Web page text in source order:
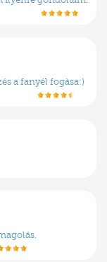
a fanyél fogàsa:)